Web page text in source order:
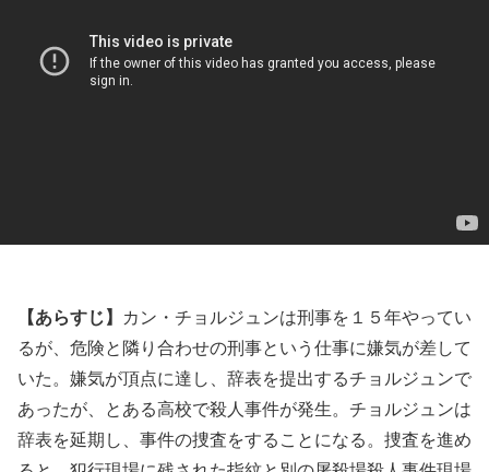
【あらすじ】 カン・チョルジュンは刑事を１５年やってい
るが、危険と隣り合わせの刑事という仕事に嫌気が差して
いた。嫌気が頂点に達し、辞表を提出するチョルジュンで
あったが、とある高校で殺人事件が発生。チョルジュンは
辞表を延期し、事件の捜査をすることになる。捜査を進め